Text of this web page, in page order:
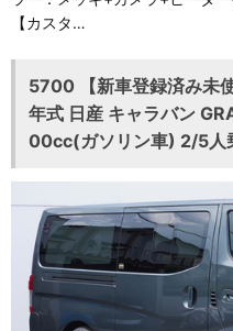
【カスタ…
5700 【新車登録済み未
年式 日産 キャラバン
00cc(ガソリン車) 2/5人